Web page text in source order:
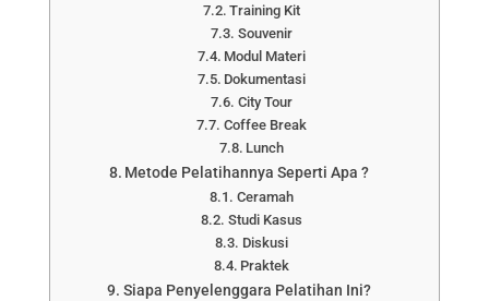
Training Kit
Souvenir
Modul Materi
Dokumentasi
City Tour
Coffee Break
Lunch
Metode Pelatihannya Seperti Apa ?
Ceramah
Studi Kasus
Diskusi
Praktek
Siapa Penyelenggara Pelatihan Ini?